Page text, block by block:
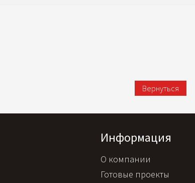
Вернуться
Информация
О компании
Готовые проекты